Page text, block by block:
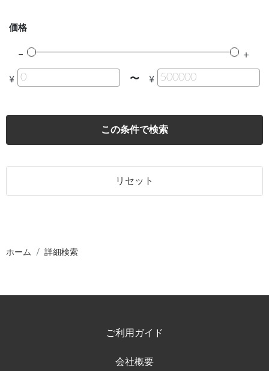
価格
¥ 〜 ¥
この条件で検索
リセット
ホーム 詳細検索
ご利用ガイド
会社概要